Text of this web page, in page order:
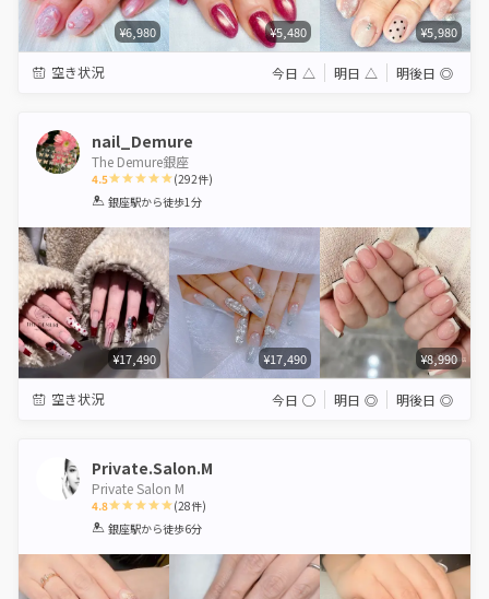
¥6,980 ¥5,480 ¥5,980
空き状況 今日 △ 明日 △ 明後日 ◎
nail_Demure
The Demure銀座
4.5
1 2 3 4 5
(292件)
銀座駅から徒歩1分
¥17,490 ¥17,490 ¥8,990
空き状況 今日 ◯ 明日 ◎ 明後日 ◎
Private.Salon.M
Private Salon M
4.8
1 2 3 4 5
(28件)
銀座駅から徒歩6分